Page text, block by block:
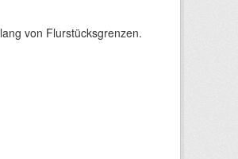
von Flurstücksgrenzen.